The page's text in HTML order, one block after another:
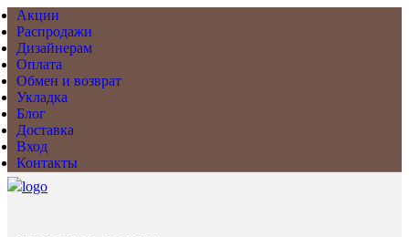
Акции
Распродажи
Дизайнерам
Оплата
Обмен и возврат
Укладка
Блог
Доставка
Вход
Контакты